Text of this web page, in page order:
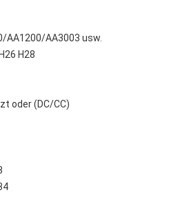
AA1200/AA3003 usw.
H28
oder (DC/CC)